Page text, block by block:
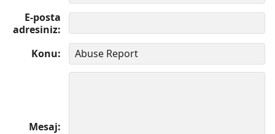
E-posta
adresiniz
Konu
Mesaj